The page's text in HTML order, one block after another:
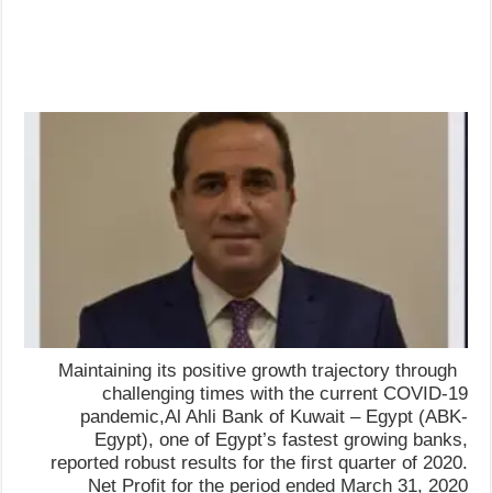
Maintaining its positive growth trajectory through
challenging times with the current COVID-19
pandemic,Al Ahli Bank of Kuwait – Egypt (ABK-
Egypt), one of Egypt’s fastest growing banks,
reported robust results for the first quarter of 2020.
Net Profit for the period ended March 31, 2020